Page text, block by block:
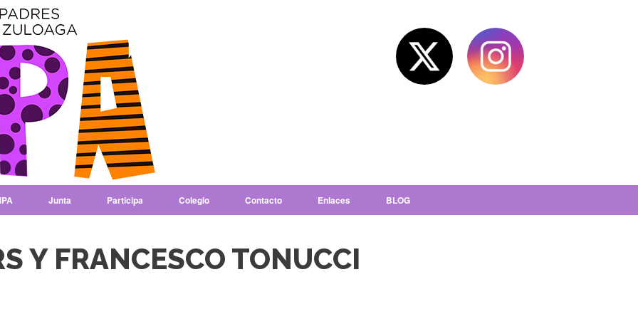
Junta Participa Colegio Contacto Enlaces BLOG
Y FRANCESCO TONUCCI